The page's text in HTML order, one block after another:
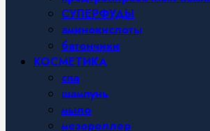
СУПЕРФУДЫ
аминокислоты
батончики
КОСМЕТИКА
спа
шампунь
мыло
мезороллер